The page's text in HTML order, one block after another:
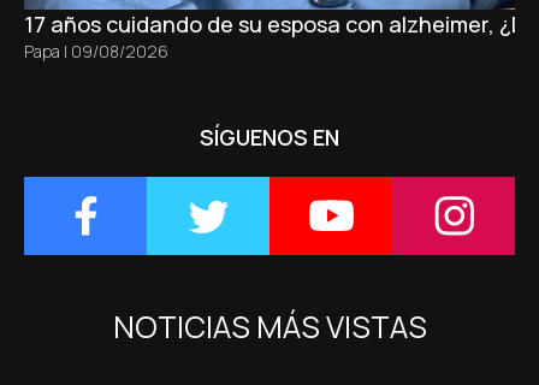
17 años cuidando de su esposa con alzheimer,
Papa | 09/08/2026
SÍGUENOS EN
NOTICIAS MÁS VISTAS